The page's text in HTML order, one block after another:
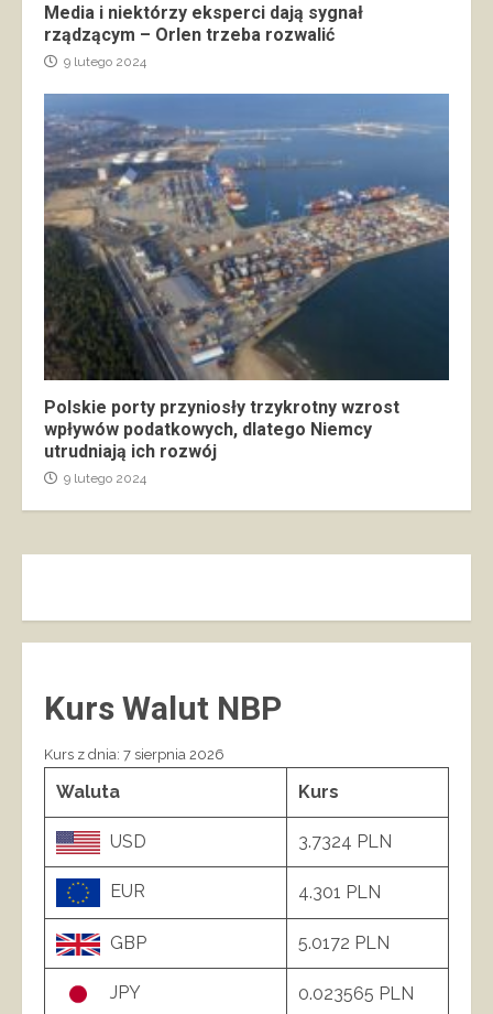
Media i niektórzy eksperci dają sygnał
rządzącym – Orlen trzeba rozwalić
9 lutego 2024
Polskie porty przyniosły trzykrotny wzrost
wpływów podatkowych, dlatego Niemcy
utrudniają ich rozwój
9 lutego 2024
Kurs Walut NBP
Kurs z dnia: 7 sierpnia 2026
Waluta Kurs
USD 3.7324 PLN
EUR 4.301 PLN
GBP 5.0172 PLN
JPY 0.023565 PLN